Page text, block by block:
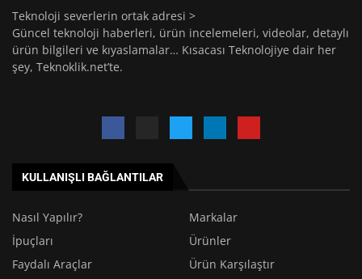
Teknoloji severlerin ortak adresi >
Güncel teknoloji haberleri, ürün incelemeleri, videolar, detaylı
ürün bilgileri ve kıyaslamalar… Kısacası Teknolojiye dair her
şey, Teknoklik.net’te.
KULLANIŞLI BAĞLANTILAR
Nasıl Yapılır?
Markalar
İpuçları
Ürünler
Faydalı Araçlar
Ürün Karşılaştır